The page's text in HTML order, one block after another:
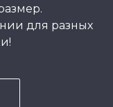
для разных